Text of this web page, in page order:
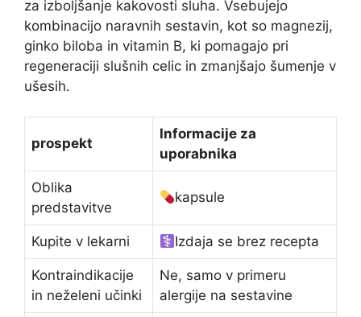
za izboljšanje kakovosti sluha. Vsebujejo
kombinacijo naravnih sestavin, kot so magnezij,
ginko biloba in vitamin B, ki pomagajo pri
regeneraciji slušnih celic in zmanjšajo šumenje v
ušesih.
prospekt
Informacije za
uporabnika
Oblika
predstavitve
kapsule
Kupite v lekarni Izdaja se brez recepta
Kontraindikacije
in neželeni učinki
Ne, samo v primeru
alergije na sestavine